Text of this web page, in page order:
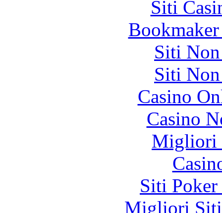
Siti
Siti
Siti
Casino
Casino
Migliori
Siti
Migliori Siti